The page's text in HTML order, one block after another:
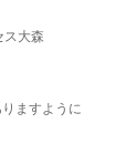
ス大森
ますように